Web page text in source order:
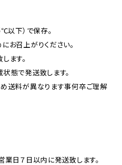
以下）で保存。
お召上がりください。
ます。
態で発送致します。
送料が異なります事何卒ご理解
業日７日以内に発送致します。